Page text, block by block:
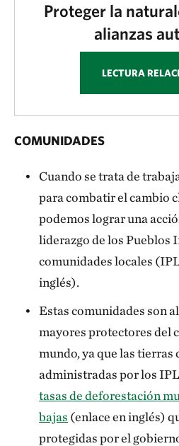
Proteger la
alianzas
LECTURA
COMUNIDADES
Cuando se trata de
para combatir el cambio
podemos lograr una
liderazgo de los Pueblos
comunidades locales
inglés).
Estas comunidades son
mayores protectores del
mundo, ya que las tierras
administradas por los
tasas de deforestación
bajas (enlace en inglés)
protegidas por el